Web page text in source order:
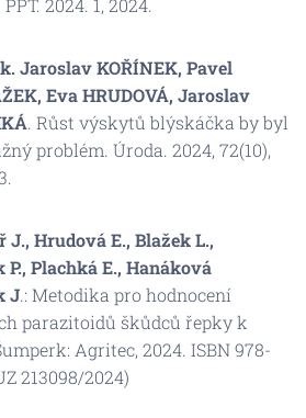
PPT. 2024. 1, 2024.
Jaroslav KOŘÍNEK, Pavel
Eva HRUDOVÁ, Jaroslav
. Růst výskytů blýskáčka by byl
problém. Úroda. 2024, 72(10),
J., Hrudová E., Blažek L.,
Plachká E., Hanáková
J.: Metodika pro hodnocení
parazitoidů škůdců řepky k
Agritec, 2024. ISBN 978-
213098/2024)